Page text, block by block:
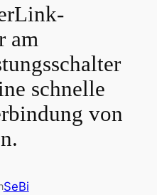
am
schnelle
von
SeBi